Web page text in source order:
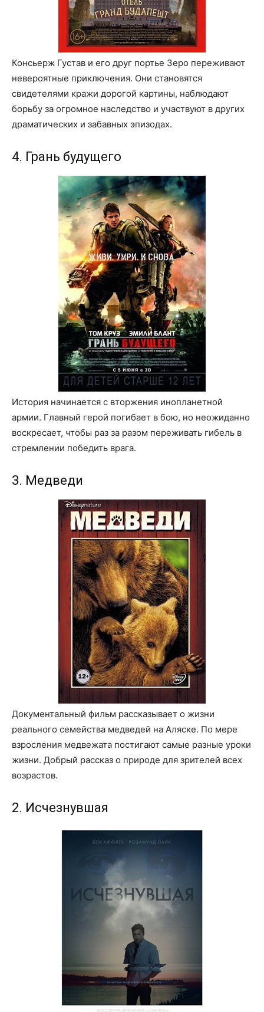
Консьерж Густав и его друг портье Зеро переживают
невероятные приключения. Они становятся
свидетелями кражи дорогой картины, наблюдают
борьбу за огромное наследство и участвуют в других
драматических и забавных эпизодах.
4. Грань будущего
История начинается с вторжения инопланетной
армии. Главный герой погибает в бою, но неожиданно
воскресает, чтобы раз за разом переживать гибель в
стремлении победить врага.
3. Медведи
Документальный фильм рассказывает о жизни
реального семейства медведей на Аляске. По мере
взросления медвежата постигают самые разные уроки
жизни. Добрый рассказ о природе для зрителей всех
возрастов.
2. Исчезнувшая